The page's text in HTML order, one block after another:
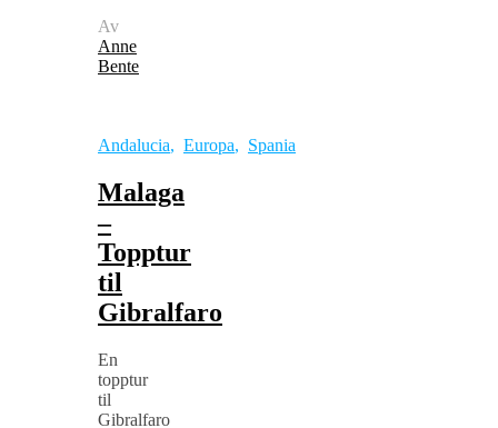
Av
Anne
Bente
Andalucia, Europa, Spania
Malaga
–
Topptur
til
Gibralfaro
En
topptur
til
Gibralfaro